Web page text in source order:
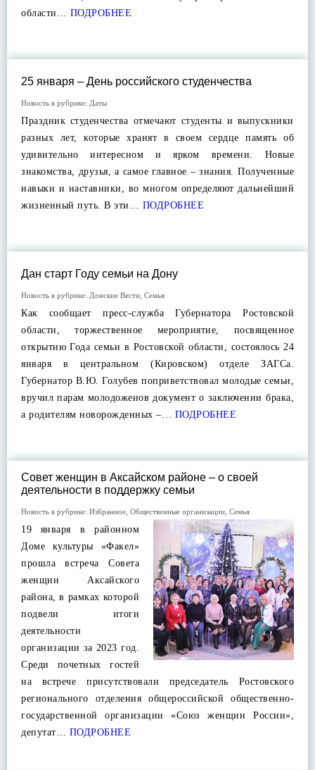
области… ПОДРОБНЕЕ
25 января – День российского студенчества
Новость в рубрике: Даты
Праздник студенчества отмечают студенты и выпускники
разных лет, которые хранят в своем сердце память об
удивительно интересном и ярком времени. Новые
знакомства, друзья, а самое главное – знания. Полученные
навыки и наставники, во многом определяют дальнейший
жизненный путь. В эти… ПОДРОБНЕЕ
Дан старт Году семьи на Дону
Новость в рубрике: Донские Вести Семья
Как сообщает пресс-служба Губернатора Ростовской
области, торжественное мероприятие, посвященное
открытию Года семьи в Ростовской области, состоялось 24
января в центральном (Кировском) отделе ЗАГСа.
Губернатор В.Ю. Голубев поприветствовал молодые семьи,
вручил парам молодоженов документ о заключении брака,
а родителям новорожденных –… ПОДРОБНЕЕ
Совет женщин в Аксайском районе – о своей
деятельности в поддержку семьи
Новость в рубрике: Избранное Общественные организации Семья
19 января в районном
Доме культуры «Факел»
прошла встреча Совета
женщин Аксайского
района, в рамках которой
подвели итоги
деятельности
организации за 2023 год.
Среди почетных гостей
на встрече присутствовали председатель Ростовского
регионального отделения общероссийской общественно-
государственной организации «Союз женщин России»,
депутат… ПОДРОБНЕЕ